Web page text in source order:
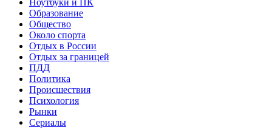
Образование
Общество
Около спорта
Отдых в России
Отдых за границей
ПДД
Политика
Происшествия
Психология
Рынки
Сериалы